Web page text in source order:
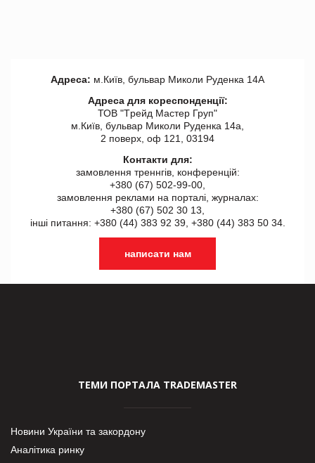
Адреса: м.Київ, бульвар Миколи Руденка 14А
Адреса для кореспонденції:
ТОВ "Tрейд Мастер Груп"
м.Київ, бульвар Миколи Руденка 14а,
2 поверх, оф 121, 03194
Контакти для:
замовлення треннгів, конференцій:
+380 (67) 502-99-00,
замовлення реклами на порталі, журналах:
+380 (67) 502 30 13,
інші питання: +380 (44) 383 92 39, +380 (44) 383 50 34.
написати нам
ТЕМИ ПОРТАЛА TRADEMASTER
Новини України та закордону
Аналітика ринку